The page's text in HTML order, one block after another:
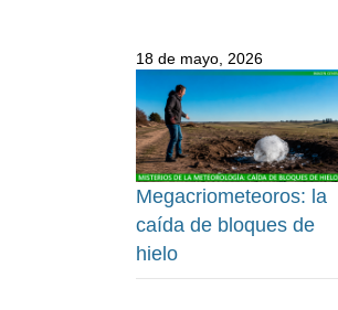
18 de mayo, 2026
Megacriometeoros: la
caída de bloques de
hielo